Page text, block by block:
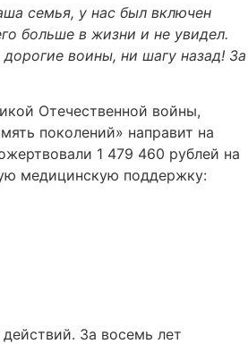
семья, у нас был включен
больше в жизни и не увидел.
воины, ни шагу назад! За
Отечественной войны,
поколений» направит на
1 479 460 рублей на
медицинскую поддержку:
За восемь лет